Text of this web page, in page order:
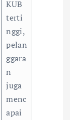
KUB
terti
nggi,
pelan
ggara
n
juga
menc
apai